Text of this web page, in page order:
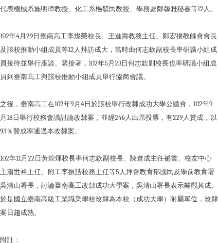
代表機械系施明璋教授、化工系楊毓民教授、學務處鄭馨雅秘書等12人。
102年4月29日臺南高工李燦榮校長、王進壽教務主任、鄭宏揚教師會會長
及該校推動小組成員等12人拜訪成大，當時由何志欽副校長率研議小組成
員接待並舉行座談。緊接著，102年5月23日何志欽副校長也率研議小組成
員到臺南高工與該校推動小組成員舉行協商會議。
之後，臺南高工在102年9月4日於該校舉行改隸成功大學公聽會，102年9
月18日舉行校務會議討論改隸案，並經246人出席投票，有229人贊成，以
93％贊成率通過本改隸案。
102年11月22日黃煌煇校長率何志欽副校長、陳進成主任祕書、校友中心
主蕭世裕主任、附工李振誥校務主任等5人拜會教育部國民及學前教育署
吳清山署長，討論臺南高工改隸成功大學案，吳清山署長表示樂觀其成。
於是國立臺南高級工業職業學校改隸為本校（成功大學）附屬單位，改隸
案日趨成熟。
附註：